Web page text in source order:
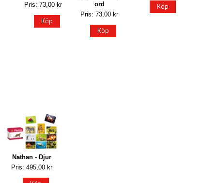
Pris: 73,00 kr
Köp
ord
Pris: 73,00 kr
Köp
Köp
Nathan - Djur
Pris: 495,00 kr